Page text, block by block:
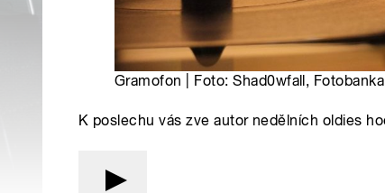
Gramofon | Foto: Shad0wfall,
K poslechu vás zve autor nedělních oldies